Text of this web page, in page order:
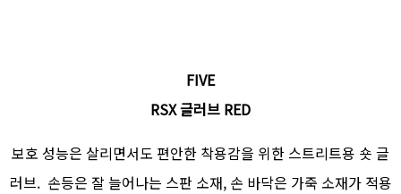
FIVE
RSX 글러브 RED
보호 성능은 살리면서도 편안한 착용감을 위한 스트리트용 숏 글
러브. 손등은 잘 늘어나는 스판 소재, 손 바닥은 가죽 소재가 적용